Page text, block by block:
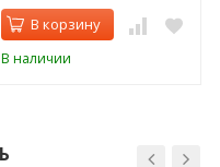
В корзину
В наличии